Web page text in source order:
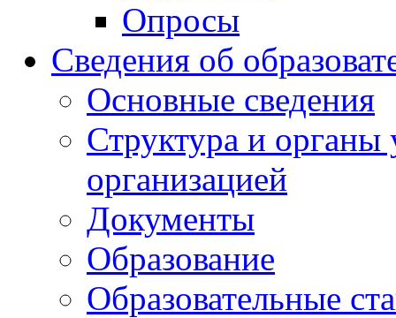
Опросы
Сведения об
Основные сведения
Структура и органы
организацией
Документы
Образование
Образовательные